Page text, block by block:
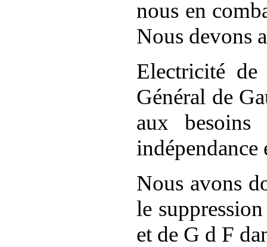
nous en
Nous devons
Electricité de
Général de
aux
indépendance
Nous avons
le suppression
et de G d F